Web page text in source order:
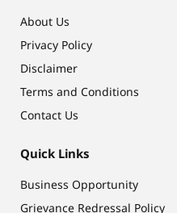
About Us
Privacy Policy
Disclaimer
Terms and Conditions
Contact Us
Quick Links
Business Opportunity
Grievance Redressal Policy